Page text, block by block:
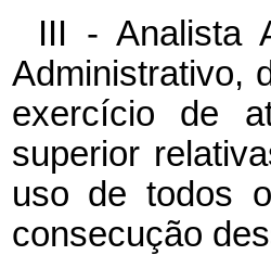
III - Analista
Administrativo,
exercício de
superior
uso de todos
consecução